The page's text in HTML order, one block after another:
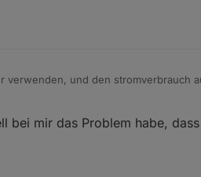
verwenden, und den stromverbrauch
bei mir das Problem habe,